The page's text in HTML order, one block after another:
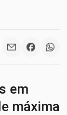
em
máxima